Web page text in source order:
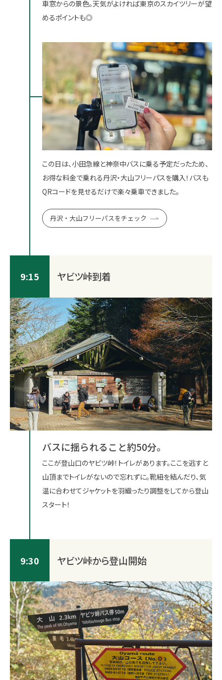
車窓からの景色。天気がよければ東京のスカイツリーが望
めるポイントも◎
この日は、小田急線と神奈中バスに乗る予定だったため、
お得な料金で乗れる丹沢・大山フリーパスを購入！バスも
QRコードを見せるだけで楽々乗車できました。
丹沢・大山フリーパスをチェック
9:15 ヤビツ峠到着
バスに揺られること約50分。
ここが登山口のヤビツ峠！トイレがあります。ここを逃すと
山頂までトイレがないので忘れずに。靴紐を結んだり、気
温に合わせてジャケットを羽織ったり調整をしてから登山
スタート！
9:30 ヤビツ峠から登山開始